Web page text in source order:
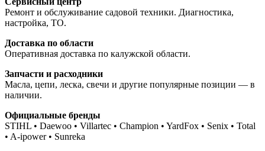
Ремонт и обслуживание садовой техники. Диагностика,
настройка, ТО.
Доставка по области
Оперативная доставка по калужской области.
Запчасти и расходники
Масла, цепи, леска, свечи и другие популярные позиции — в
наличии.
Официальные бренды
STIHL • Daewoo • Villartec • Champion • YardFox • Senix • Total
• A-ipower • Sunreka